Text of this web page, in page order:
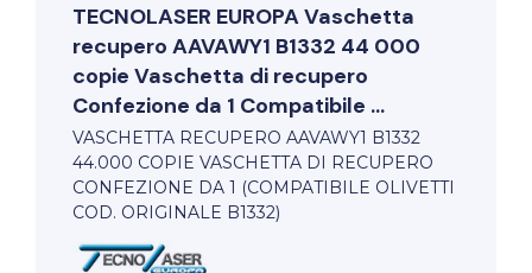
TECNOLASER EUROPAVaschetta
recupero AAVAWY1 B1332 44 000
copie Vaschetta di recupero
Confezione da 1 Compatibile ...
VASCHETTA RECUPERO AAVAWY1 B1332
44.000 COPIE VASCHETTA DI RECUPERO
CONFEZIONE DA 1 (COMPATIBILE OLIVETTI
COD. ORIGINALE B1332)